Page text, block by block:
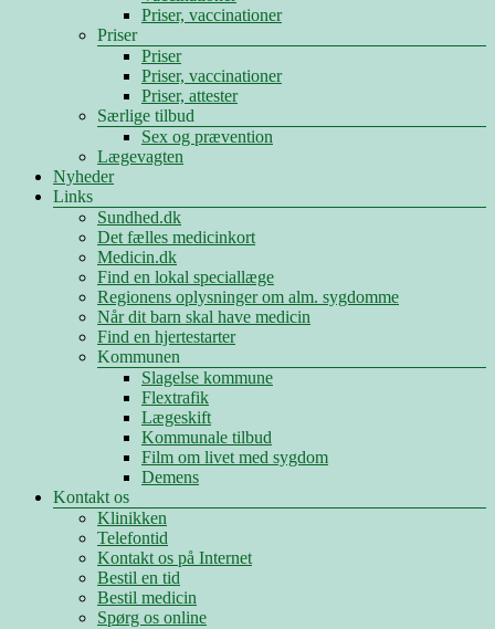
Priser, vaccinationer
Priser
Priser
Priser, vaccinationer
Priser, attester
Særlige tilbud
Sex og prævention
Lægevagten
Nyheder
Links
Sundhed.dk
Det fælles medicinkort
Medicin.dk
Find en lokal speciallæge
Regionens oplysninger om alm. sygdomme
Når dit barn skal have medicin
Find en hjertestarter
Kommunen
Slagelse kommune
Flextrafik
Lægeskift
Kommunale tilbud
Film om livet med sygdom
Demens
Kontakt os
Klinikken
Telefontid
Kontakt os på Internet
Bestil en tid
Bestil medicin
Spørg os online